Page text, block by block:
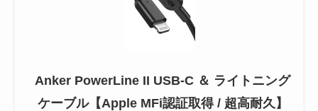
Anker PowerLine II USB-C ＆ ライトニング
ケーブル【Apple MFi認証取得 / 超高耐久】